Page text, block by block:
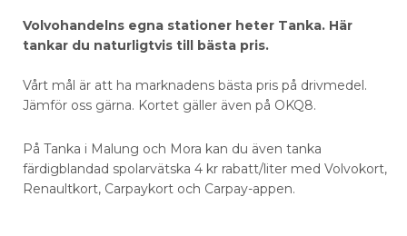
Volvohandelns egna stationer heter Tanka. Här
tankar du naturligtvis till bästa pris.
Vårt mål är att ha marknadens bästa pris på drivmedel.
Jämför oss gärna. Kortet gäller även på OKQ8.
På Tanka i Malung och Mora kan du även tanka
färdigblandad spolarvätska 4 kr rabatt/liter med Volvokort,
Renaultkort, Carpaykort och Carpay-appen.